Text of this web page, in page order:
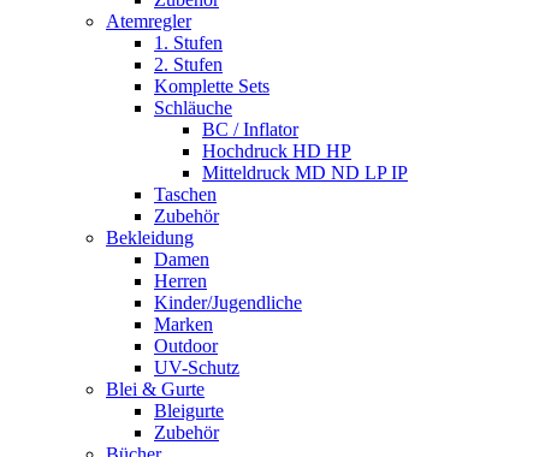
Atemregler
1. Stufen
2. Stufen
Komplette Sets
Schläuche
BC / Inflator
Hochdruck HD HP
Mitteldruck MD ND LP IP
Taschen
Zubehör
Bekleidung
Damen
Herren
Kinder/Jugendliche
Marken
Outdoor
UV-Schutz
Blei & Gurte
Bleigurte
Zubehör